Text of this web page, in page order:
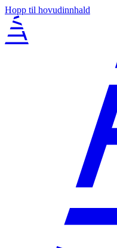
Hopp til hovudinnhald